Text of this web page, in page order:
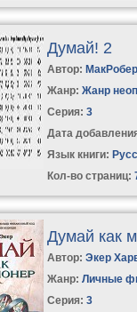
Думай! 2
Автор:
Жанр: Жанр
Серия:3
Дата
Язык книги:
Кол-во страниц:
Думай как
Автор:Экер
Жанр: Личные
Серия:3